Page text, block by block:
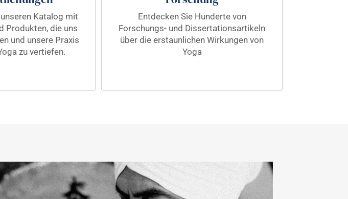
Katalog mit
Produkten, die uns
und unsere Praxis
zu vertiefen.
Entdecken Sie Hunderte von
Forschungs- und Dissertationsartikeln
über die erstaunlichen Wirkungen von
Yoga